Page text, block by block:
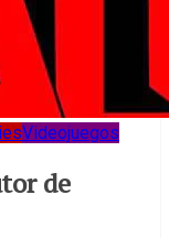
Videojuegos
de